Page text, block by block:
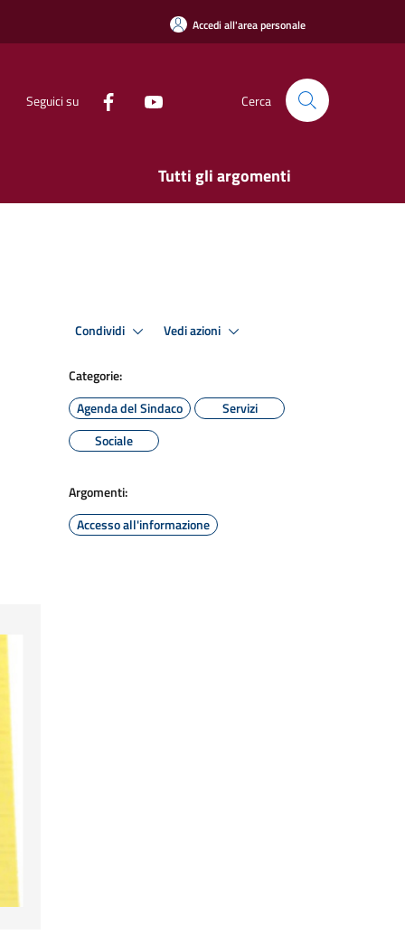
Accedi all'area personale
Seguici su Cerca
Tutti gli argomenti
Condividi Vedi azioni
Categorie:
Agenda del Sindaco
Servizi
Sociale
Argomenti:
Accesso all'informazione